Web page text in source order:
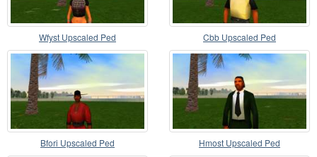
Wfyst Upscaled Ped Cbb Upscaled Ped
Bfori Upscaled Ped Hmost Upscaled Ped